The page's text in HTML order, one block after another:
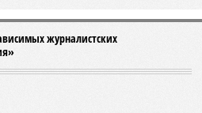
журналистских